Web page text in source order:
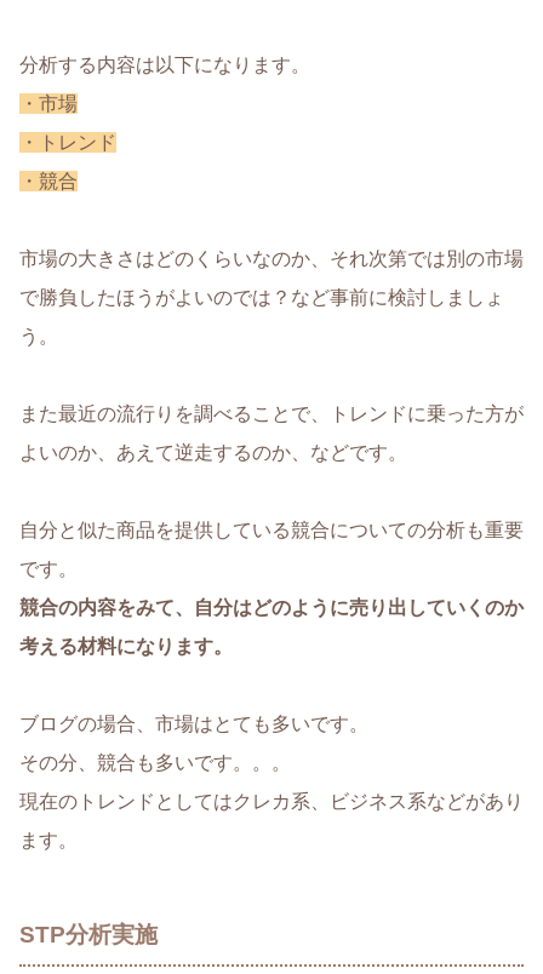
分析する内容は以下になります。
・市場
・トレンド
・競合
市場の大きさはどのくらいなのか、それ次第では別の市場
で勝負したほうがよいのでは？など事前に検討しましょ
う。
また最近の流行りを調べることで、トレンドに乗った方が
よいのか、あえて逆走するのか、などです。
自分と似た商品を提供している競合についての分析も重要
です。
競合の内容をみて、自分はどのように売り出していくのか
考える材料になります。
ブログの場合、市場はとても多いです。
その分、競合も多いです。。。
現在のトレンドとしてはクレカ系、ビジネス系などがあり
ます。
STP分析実施